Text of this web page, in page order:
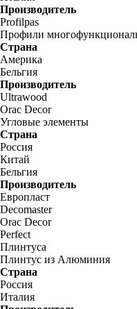
Производитель
Profilpas
Профили
Страна
Америка
Бельгия
Производитель
Ultrawood
Orac Decor
Угловые элементы
Страна
Россия
Китай
Бельгия
Производитель
Европласт
Decomaster
Orac Decor
Perfect
Плинтуса
Плинтус из Алюминия
Страна
Россия
Италия